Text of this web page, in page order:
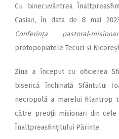
Cu binecuvântrea
Ca­sian, în data de 8 mai
Conferința
protopopiatele Tecuci și
Ziua a început cu oficierea
biserică închinată Sfântului
necropolă a marelui filantrop
către preoții misionari din
Înaltpreasfințitului Părinte.